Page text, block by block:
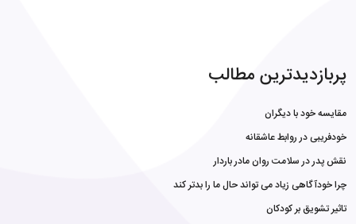
پربازدیدترین مطالب
مقایسه خود با دیگران
خودفریبی در روابط عاشقانه
نقش پدر در سلامت روان مادر باردار
چرا خودآگاهی زیاد می تواند حال ما را بدتر کند
تاثیر تشویق بر کودکان